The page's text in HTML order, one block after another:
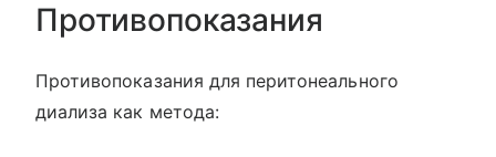
Противопоказания
Противопоказания для перитонеального
диализа как метода: